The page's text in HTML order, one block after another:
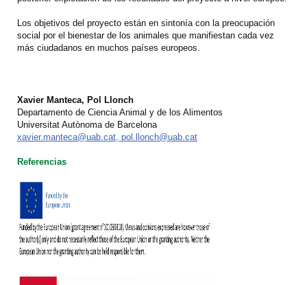
Los objetivos del proyecto están en sintonía con la preocupación
social por el bienestar de los animales que manifiestan cada vez
más ciudadanos en muchos países europeos.
Xavier Manteca, Pol Llonch
Departamento de Ciencia Animal y de los Alimentos
Universitat Autònoma de Barcelona
xavier.manteca@uab.cat, pol.llonch@uab.cat
Referencias